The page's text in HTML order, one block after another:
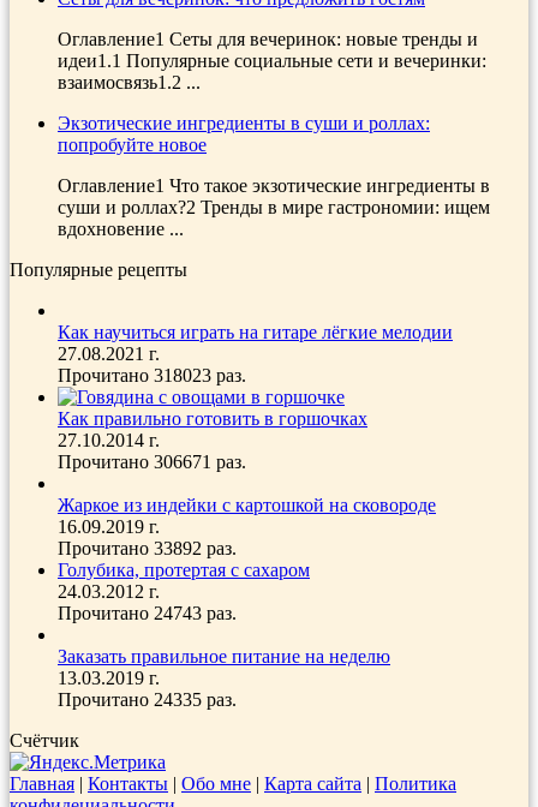
Оглавление1 Сеты для вечеринок: новые тренды и
идеи1.1 Популярные социальные сети и вечеринки:
взаимосвязь1.2 ...
Экзотические ингредиенты в суши и роллах:
попробуйте новое
Оглавление1 Что такое экзотические ингредиенты в
суши и роллах?2 Тренды в мире гастрономии: ищем
вдохновение ...
Популярные рецепты
Как научиться играть на гитаре лёгкие мелодии
27.08.2021 г.
Прочитано 318023 раз.
Как правильно готовить в горшочках
27.10.2014 г.
Прочитано 306671 раз.
Жаркое из индейки с картошкой на сковороде
16.09.2019 г.
Прочитано 33892 раз.
Голубика, протертая с сахаром
24.03.2012 г.
Прочитано 24743 раз.
Заказать правильное питание на неделю
13.03.2019 г.
Прочитано 24335 раз.
Счётчик
Главная | Контакты | Обо мне | Карта сайта | Политика